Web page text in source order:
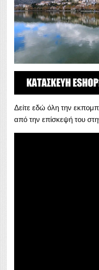
Δείτε εδώ όλη την
από την επίσκεψή του